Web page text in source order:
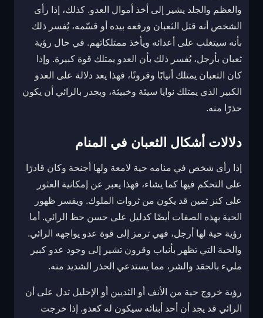
والعظم والجلد يشير إلى أخذ أموال العدو. كذلك، إذا رأى
الشخص أنه قتل الثعبان ورفعه بيده أو قسّمه، يُفسر ذلك
بأنه سيتغلب على أعدائه ويأخذ ممتلكاتهم. في حال رؤية
ثعبان بأرجل، يُفسر ذلك بأن العدو يمتلك قوة كبيرة. وإذا
كان الثعبان يمتلك أنيابًا وقرونًا، فهذا يعد دلالة على العدو
الكبير الذي يمتلك نوايا سيئة وخبيثة، ويجدر بالرائي أن يكون
حذرًا منه.
دلالات أشكال الثعبان في المنام
إذا رأى شخص في منامه حية لامعة ولها أجنحة وكان قادرًا
على التحكم فيها كما يشاء، فهذا يعبر عن إمكانية العثور
على كنز ثمين قد يكون من ثروات الملوك. ويفسر ظهور
الحية بهذه الصفات أيضًا كدليل على حسن حظ الرائي. أما
رؤية حية لها أرجل، فهي ترمز إلى قوة عدو يواجهه الرائي.
والحية التي تظهر بأنياب وقرون تشير إلى وجود عدو كبير
مليء بالحقد والشر، مما يستدعي الحذر الشديد منه.
رؤية خروج حية من الأنف أو الثديين أو الإحليل تدل على أن
الرائي قد يجد أن أحد أبنائه سيكون له كعدو. إذا خرجت